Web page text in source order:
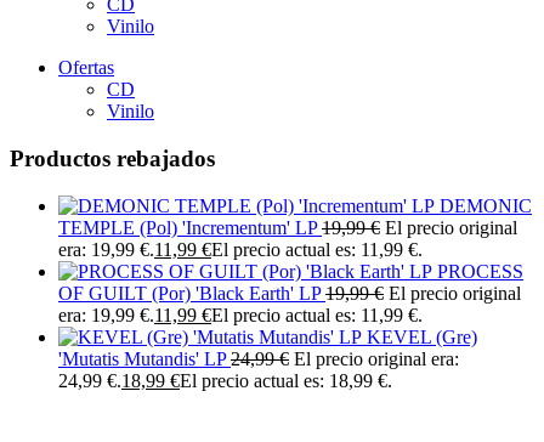
CD
Vinilo
Ofertas
CD
Vinilo
Productos rebajados
DEMONIC
TEMPLE (Pol) 'Incrementum' LP 19,99€ El precio original
era: 19,99 €.11,99 €El precio actual es: 11,99 €.
PROCESS
OF GUILT (Por) 'Black Earth' LP 19,99€ El precio original
era: 19,99 €.11,99 €El precio actual es: 11,99 €.
KEVEL (Gre)
'Mutatis Mutandis' LP 24,99€ El precio original era:
24,99 €.18,99 €El precio actual es: 18,99 €.